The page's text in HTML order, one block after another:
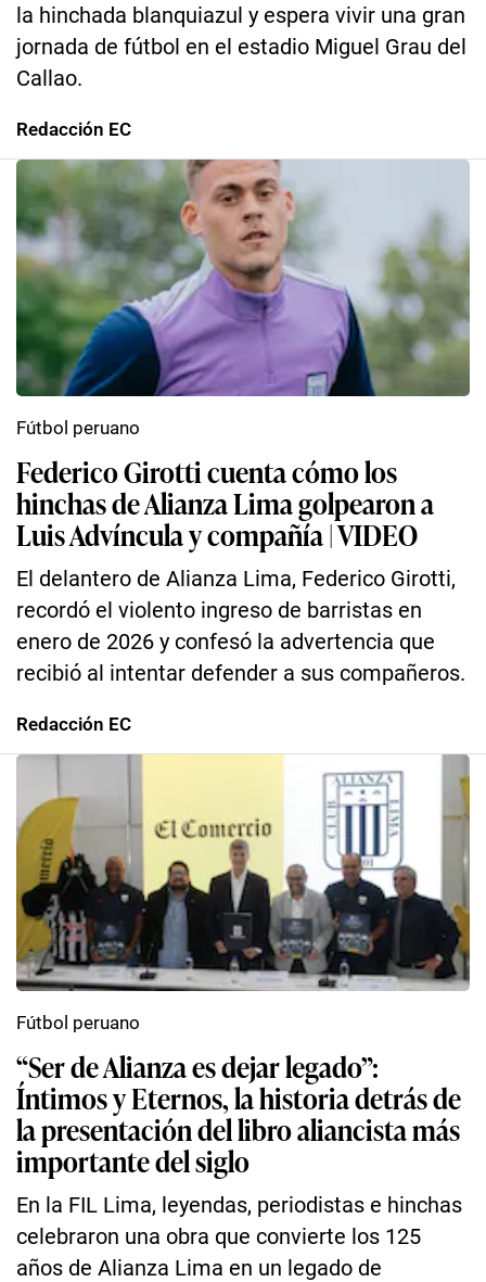
la hinchada blanquiazul y espera vivir una gran
jornada de fútbol en el estadio Miguel Grau del
Callao.
Redacción EC
Federico Girotti cuenta cómo los
hinchas de Alianza Lima golpearon a
Luis Advíncula y compañía | VIDEO
El delantero de Alianza Lima, Federico Girotti,
recordó el violento ingreso de barristas en
enero de 2026 y confesó la advertencia que
recibió al intentar defender a sus compañeros.
Fútbol peruano
Redacción EC
“Ser de Alianza es dejar legado”:
Íntimos y Eternos, la historia detrás de
la presentación del libro aliancista más
importante del siglo
En la FIL Lima, leyendas, periodistas e hinchas
celebraron una obra que convierte los 125
años de Alianza Lima en un legado de
Fútbol peruano